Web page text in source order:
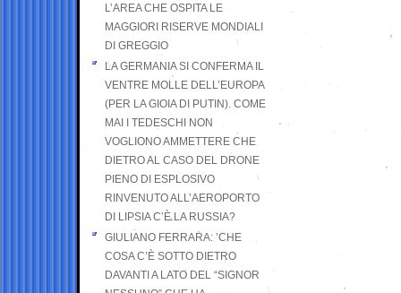
L’AREA CHE OSPITA LE
MAGGIORI RISERVE MONDIALI
DI GREGGIO
LA GERMANIA SI CONFERMA IL
VENTRE MOLLE DELL’EUROPA
(PER LA GIOIA DI PUTIN). COME
MAI I TEDESCHI NON
VOGLIONO AMMETTERE CHE
DIETRO AL CASO DEL DRONE
PIENO DI ESPLOSIVO
RINVENUTO ALL’AEROPORTO
DI LIPSIA C’È LA RUSSIA?
GIULIANO FERRARA: ’CHE
COSA C’È SOTTO DIETRO
DAVANTI A LATO DEL “SIGNOR